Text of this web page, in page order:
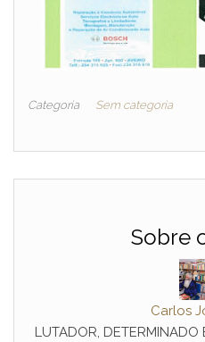
Categoria Sem categoria
Sobre
Carlos
LUTADOR,